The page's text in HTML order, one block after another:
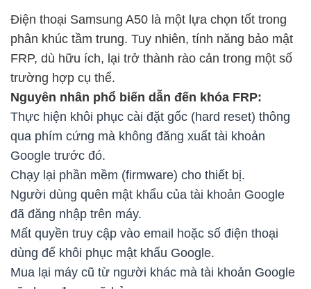
Điện thoại Samsung A50 là một lựa chọn tốt trong
phân khúc tầm trung. Tuy nhiên, tính năng bảo mật
FRP, dù hữu ích, lại trở thành rào cản trong một số
trường hợp cụ thể.
Nguyên nhân phổ biến dẫn đến khóa FRP:
Thực hiện khôi phục cài đặt gốc (hard reset) thông
qua phím cứng mà không đăng xuất tài khoản
Google trước đó.
Chạy lại phần mềm (firmware) cho thiết bị.
Người dùng quên mật khẩu của tài khoản Google
đã đăng nhập trên máy.
Mất quyền truy cập vào email hoặc số điện thoại
dùng để khôi phục mật khẩu Google.
Mua lại máy cũ từ người khác mà tài khoản Google